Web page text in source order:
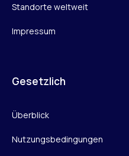
Standorte weltweit
Impressum
Gesetzlich
Überblick
Nutzungsbedingungen